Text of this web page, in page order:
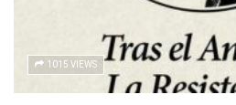
1015 VIEWS